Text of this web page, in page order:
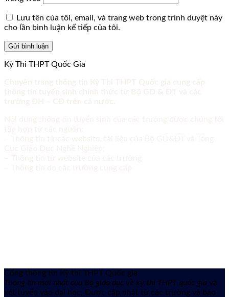
Lưu tên của tôi, email, và trang web trong trình duyệt này
cho lần bình luận kế tiếp của tôi.
Kỳ Thi THPT Quốc Gia
Cổng thông tin Kỳ thi THPT Quốc gia
Thông tin mới nhất của Bộ giáo dục về kỳ thi THPT quốc gia và
xét tuyển vào đại học. Được cập nhật từ các trường và báo